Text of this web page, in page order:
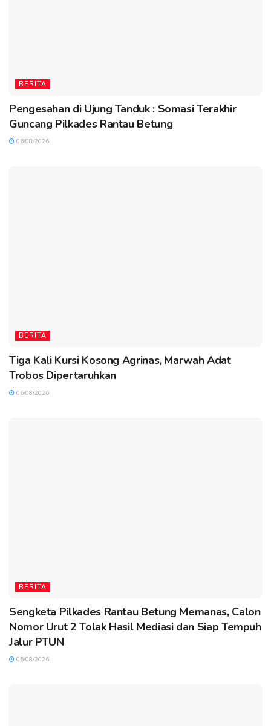
BERITA
Pengesahan di Ujung Tanduk : Somasi Terakhir
Guncang Pilkades Rantau Betung
06/08/2026
BERITA
Tiga Kali Kursi Kosong Agrinas, Marwah Adat
Trobos Dipertaruhkan
06/08/2026
BERITA
Sengketa Pilkades Rantau Betung Memanas, Calon
Nomor Urut 2 Tolak Hasil Mediasi dan Siap Tempuh
Jalur PTUN
05/08/2026